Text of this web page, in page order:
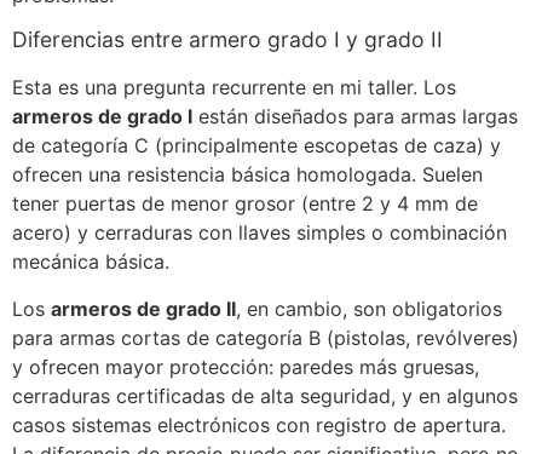
Diferencias entre armero grado I y grado II
Esta es una pregunta recurrente en mi taller. Los
armeros de grado I están diseñados para armas largas
de categoría C (principalmente escopetas de caza) y
ofrecen una resistencia básica homologada. Suelen
tener puertas de menor grosor (entre 2 y 4 mm de
acero) y cerraduras con llaves simples o combinación
mecánica básica.
Los armeros de grado II, en cambio, son obligatorios
para armas cortas de categoría B (pistolas, revólveres)
y ofrecen mayor protección: paredes más gruesas,
cerraduras certificadas de alta seguridad, y en algunos
casos sistemas electrónicos con registro de apertura.